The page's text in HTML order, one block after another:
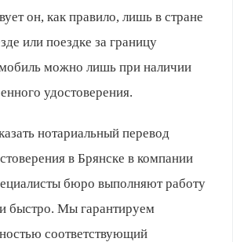
он, как правило, лишь в стране
или поездке за границу
можно лишь при наличии
удостоверения.
нотариальный перевод
в Брянске в компании
бюро выполняют работу
быстро. Мы гарантируем
соответствующий